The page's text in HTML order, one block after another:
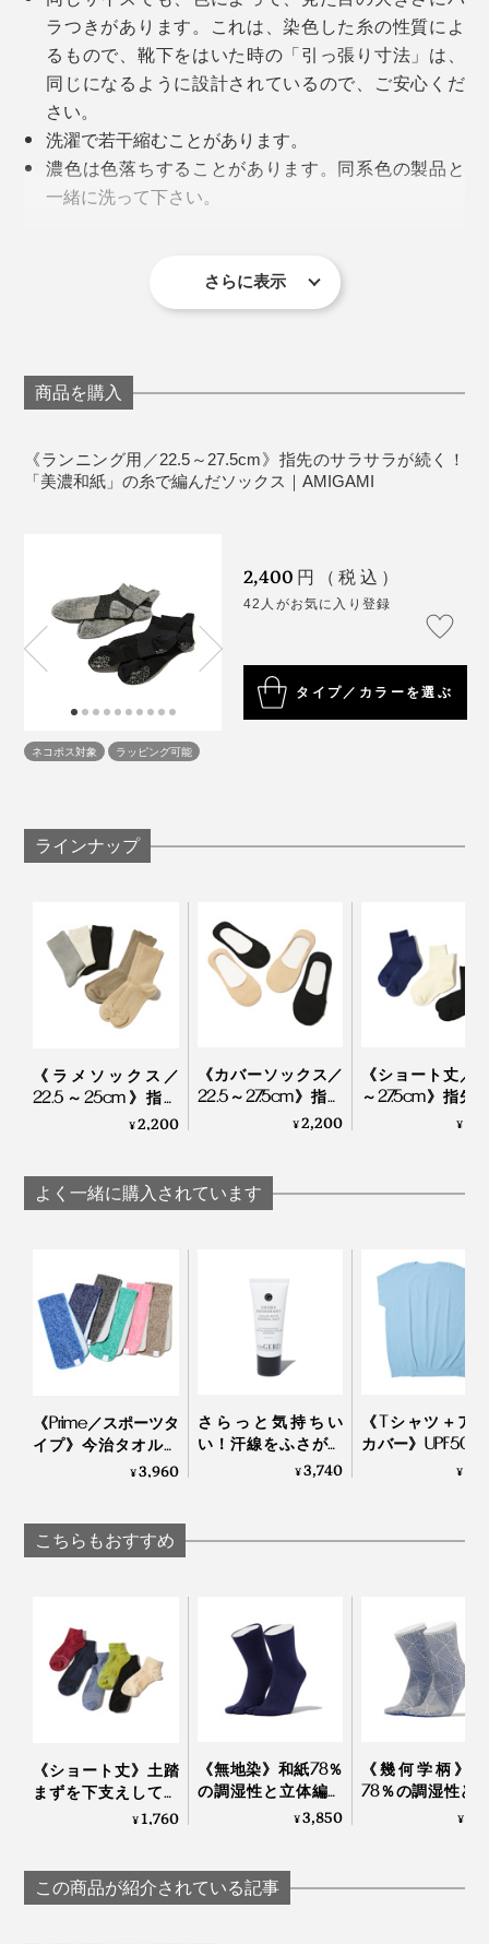
汗を吸っては、放湿しつづけてくれるから、素足でいる
しかも、消臭性も◎。和紙糸の微細な穴が、ニオイの元
写真は、『AMIGAMI』シリーズの「スニーカー用」
和食の店で、友人の家で、靴を脱いであがる瞬間も安心
です。
汗のベタつき・ムレ・ニオイが、いつもより気にならな
くなる『AMIGAMI』は、靴下の新定番だと思います。
もの回転数で、ゆっくり編みながら、職人の手と目によ
る検品を重ねて、仕上げています。
編み目の細かい、上質感漂うつくりは、さすがメイド・
イン・ジャパン。仕事に、遊びに、スポーツに、どんな
場にも合う、大人にふさわしい靴下です。
足の甲部分は、通気性アップのためのベンチレーション
メッシュに。足の甲以外は、ハイゲージ編み機で編むこ
とで、肌へのフィット感を高めています。
ので、走りやすい！
汗で濡れたままのソックスは、靴や皮膚との摩擦が強く
なって、ズレやマメの原因になりやすいので、吸水・放
湿性が高い『AMIGAMI』は、ランニングやスポーツに
汗をいっぱいかいたら、もちろん、洗濯機洗いOK。ふ
つうのコットン靴下と同じ感覚ではいてください。
長時間走っても、シューズを履きっぱなしでも、足をず
っと気持ちよく包んでくれる『AMIGAMI』で、涼しい
シュ編みの靴下を履いていたら、トレーニング中に、な
んだか足の小指のあたりがジンジン痛みを感じる……。
赤に腫れていました。どうやら、靴下がズレて、擦れて
でも、この「ランニング用」は、トレーニング後まで、
足指のまわりはもちろん、動きが大きいかかとや足首
も、まずズレません。足全体をキュッと支えてくれてい
激しく動くスポーツ全般におすすめです。
ラつきがあります。これは、染色した糸の性質によ
るもので、靴下をはいた時の「引っ張り寸法」は、
同じになるように設計されているので、ご安心くだ
さい。
洗濯で若干縮むことがあります。
濃色は色落ちすることがあります。同系色の製品と
一緒に洗って下さい。
漂白剤・蛍光増白剤入り洗剤の使用、タンブラー乾
燥は避けてください。
サイズ：メンズ／25～27.5cm、レディース／22.5～
25cm
タン5%
製造国：日本
さらに表示
商品を購入
《ランニング用／22.5～27.5cm》指先のサラサラが続く！
「美濃和紙」の糸で編んだソックス｜AMIGAMI
ネコポス対象 ラッピング可能
2,400 円（税込）
42人がお気に入り登録
タイプ／カラーを選ぶ
ラインナップ
《ラメソックス／
22.5～25cm》指先
のサラサラが続く！
AMIGAMI
¥2,200
《カバーソックス／
22.5～27.5cm》指先
のサラサラが続く！
AMIGAMI
¥2,200
《ショート丈／
～27.5cm》指先
ラサラが続く！
¥
よく一緒に購入されています
《Prime／スポーツタ
イプ》今治タオルと
冷感生地のハイブリ
¥3,960
さらっと気持ちい
い！汗線をふさがず
細菌の繁殖を抑える
¥3,740
《Tシャツ＋ア
カバー》UPF50+
い目なしで動き
¥
こちらもおすすめ
《ショート丈》土踏
まずを下支えして、
足底筋をサポートす
レッグ
¥1,760
《無地染》和紙78％
の調湿性と立体編み
のフィット感で、長
ス」｜WASI WASI
¥3,850
《幾何学柄》
78％の調湿性と
編みのフィッ
¥
この商品が紹介されている記事